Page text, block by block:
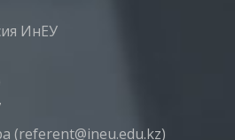
ИнЕУ
(referent@ineu.edu.kz)